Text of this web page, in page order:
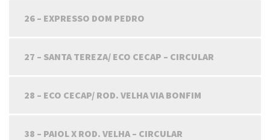
26 – EXPRESSO DOM PEDRO
27 – SANTA TEREZA/ ECO CECAP – CIRCULAR
28 – ECO CECAP/ ROD. VELHA VIA BONFIM
38 – PAIOL X ROD. VELHA – CIRCULAR